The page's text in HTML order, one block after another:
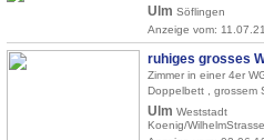
Ulm Söflingen
Anzeige vom: 11.07.21
ruhiges grosses
Zimmer in einer 4er
Doppelbett , grossem
Ulm Weststadt
Koenig/WilhelmStrasse